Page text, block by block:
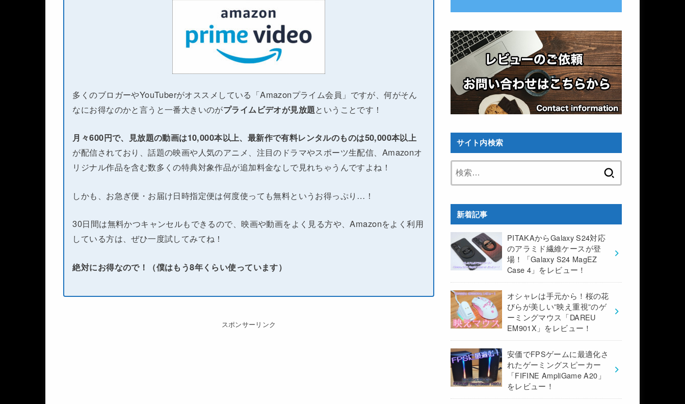
多くのブロガーやYouTuberがオススメしている「Amazonプライム会員」ですが、何がそん
なにお得なのかと言うと一番大きいのがプライムビデオが見放題ということです！
月々600円で、見放題の動画は10,000本以上、最新作で有料レンタルのものは50,000本以上
が配信されており、話題の映画や人気のアニメ、注目のドラマやスポーツ生配信、Amazonオ
リジナル作品を含む数多くの特典対象作品が追加料金なしで見れちゃうんですよね！
しかも、お急ぎ便・お届け日時指定便は何度使っても無料というお得っぷり…！
30日間は無料かつキャンセルもできるので、映画や動画をよく見る方や、Amazonをよく利用
している方は、ぜひ一度試してみてね！
絶対にお得なので！（僕はもう8年くらい使っています）
スポンサーリンク
サイト内検索
新着記事
PITAKAからGalaxy S24対応
のアラミド繊維ケースが登
場！「Galaxy S24 MagEZ
Case 4」をレビュー！
オシャレは手元から！桜の花
びらが美しい”映え重視”のゲ
ーミングマウス「DAREU
EM901X」をレビュー！
安価でFPSゲームに最適化さ
れたゲーミングスピーカー
「FIFINE AmpliGame A20」
をレビュー！